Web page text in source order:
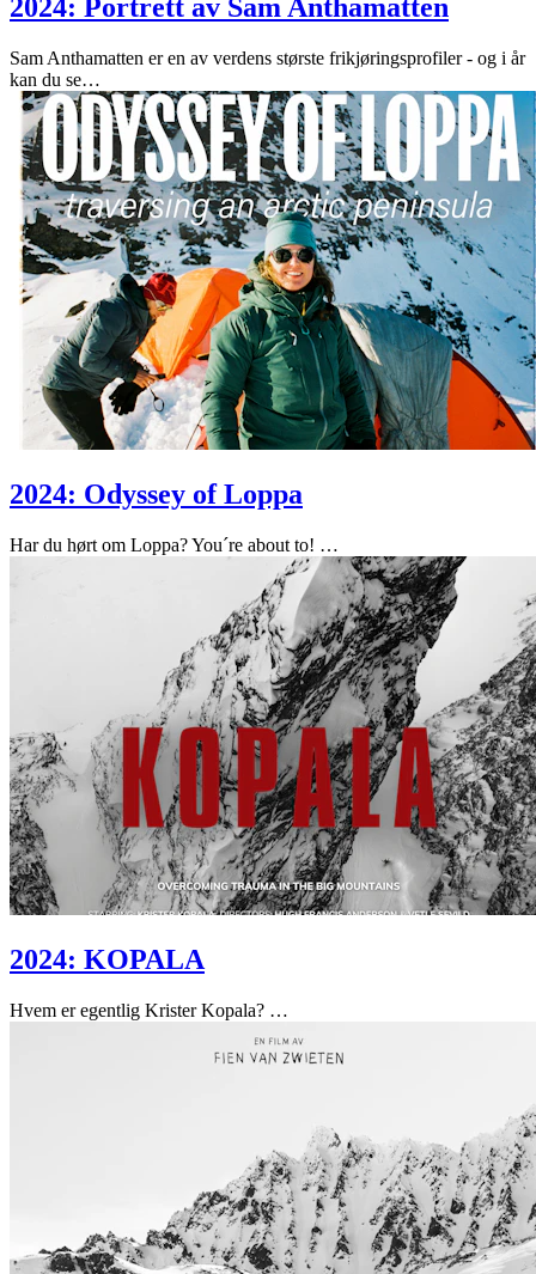
2024: Portrett av Sam Anthamatten
Sam Anthamatten er en av verdens største frikjøringsprofiler - og i år
kan du se…
2024: Odyssey of Loppa
Har du hørt om Loppa? You´re about to! …
2024: KOPALA
Hvem er egentlig Krister Kopala? …